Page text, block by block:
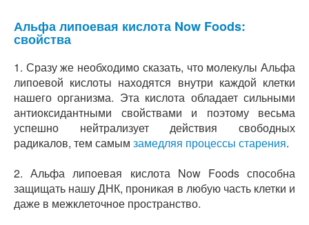
Альфа липоевая кислота Now Foods:
свойства
1. Сразу же необходимо сказать, что молекулы Альфа
липоевой кислоты находятся внутри каждой клетки
нашего организма. Эта кислота обладает сильными
антиоксидантными свойствами и поэтому весьма
успешно нейтрализует действия свободных
радикалов, тем самым замедляя процессы старения.
2. Альфа липоевая кислота Now Foods способна
защищать нашу ДНК, проникая в любую часть клетки и
даже в межклеточное пространство.